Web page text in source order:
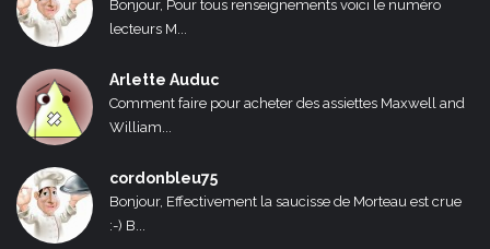
Bonjour, Pour tous renseignements voici le numéro
lecteurs M...
Arlette Auduc
Comment faire pour acheter des assiettes Maxwell and
William...
cordonbleu75
Bonjour, Effectivement la saucisse de Morteau est crue
:-) B...